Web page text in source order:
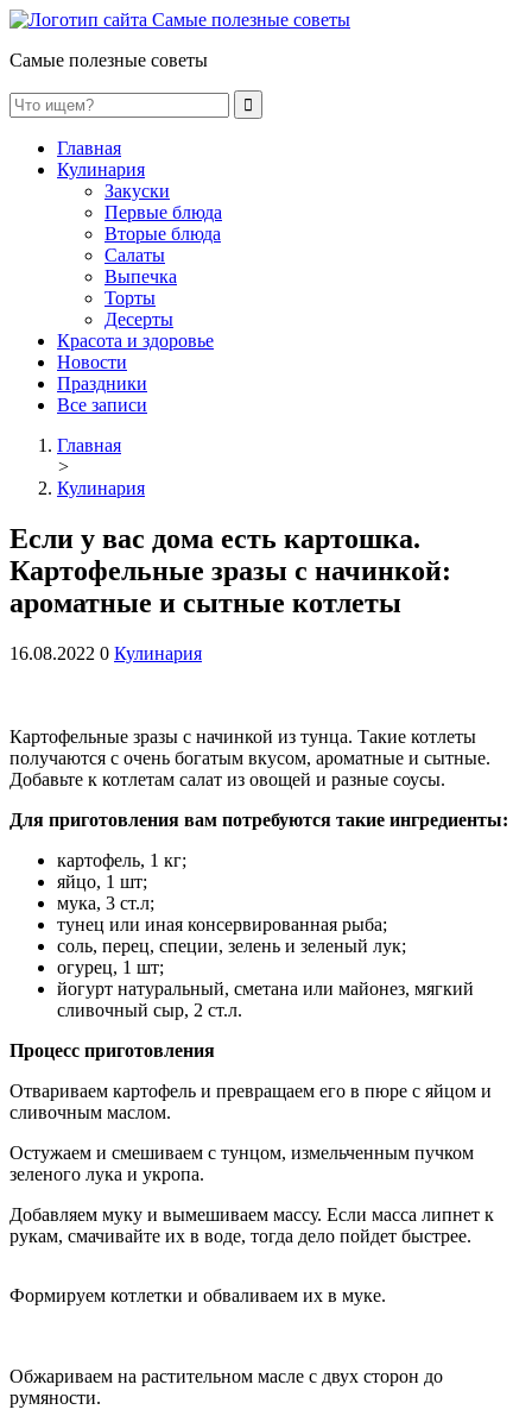
Самые полезные советы
Главная
Кулинария
Закуски
Первые блюда
Вторые блюда
Салаты
Выпечка
Торты
Десерты
Красота и здоровье
Новости
Праздники
Все записи
Главная
>
Кулинария
Если у вас дома есть картошка.
Картофельные зразы с начинкой:
ароматные и сытные котлеты
16.08.2022 0 Кулинария
Картофельные зразы с начинкой из тунца. Такие котлеты
получаются с очень богатым вкусом, ароматные и сытные.
Добавьте к котлетам салат из овощей и разные соусы.
Для приготовления вам потребуются такие ингредиенты:
картофель, 1 кг;
яйцо, 1 шт;
мука, 3 ст.л;
тунец или иная консервированная рыба;
соль, перец, специи, зелень и зеленый лук;
огурец, 1 шт;
йогурт натуральный, сметана или майонез, мягкий
сливочный сыр, 2 ст.л.
Процесс приготовления
Отвариваем картофель и превращаем его в пюре с яйцом и
сливочным маслом.
Остужаем и смешиваем с тунцом, измельченным пучком
зеленого лука и укропа.
Добавляем муку и вымешиваем массу. Если масса липнет к
рукам, смачивайте их в воде, тогда дело пойдет быстрее.
Формируем котлетки и обваливаем их в муке.
Обжариваем на растительном масле с двух сторон до
румяности.